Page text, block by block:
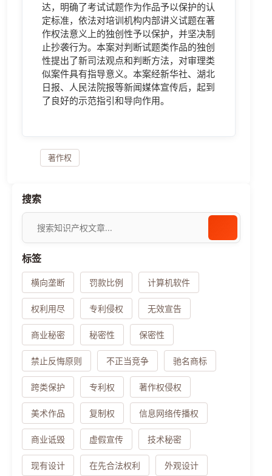
达，明确了考试试题作为作品予以保护的认
定标准，依法对培训机构内部讲义试题在著
作权法意义上的独创性予以保护，并坚决制
止抄袭行为。本案对判断试题类作品的独创
性提出了新司法观点和判断方法，对审理类
似案件具有指导意义。本案经新华社、湖北
日报、人民法院报等新闻媒体宣传后，起到
了良好的示范指引和导向作用。
著作权
搜索
标签
横向垄断 罚款比例 计算机软件
权利用尽 专利侵权 无效宣告
商业秘密 秘密性 保密性
禁止反悔原则 不正当竞争 驰名商标
跨类保护 专利权 著作权侵权
美术作品 复制权 信息网络传播权
商业诋毁 虚假宣传 技术秘密
现有设计 在先合法权利 外观设计